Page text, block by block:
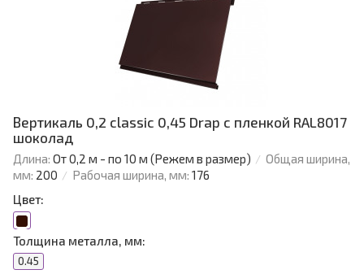
Вертикаль 0,2 classic 0,45 Drap с пленкой RAL8017
шоколад
Длина: От 0,2 м - по 10 м (Режем в размер)
Общая ширина,
мм: 200 Рабочая ширина, мм: 176
Цвет:
Толщина металла, мм:
0.45